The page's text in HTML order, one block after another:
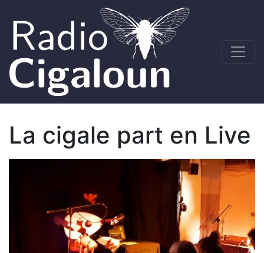
La cigale part en Live